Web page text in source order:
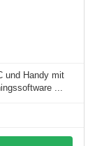
und Handy mit
...